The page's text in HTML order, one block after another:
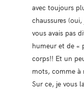
avec toujours
chaussures
vous avais pas
humeur et de «
corps!! Et un
mots, comme à
Sur ce, je vous